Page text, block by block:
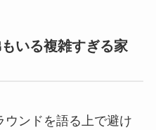
いる複雑すぎる家
ウンドを語る上で避け